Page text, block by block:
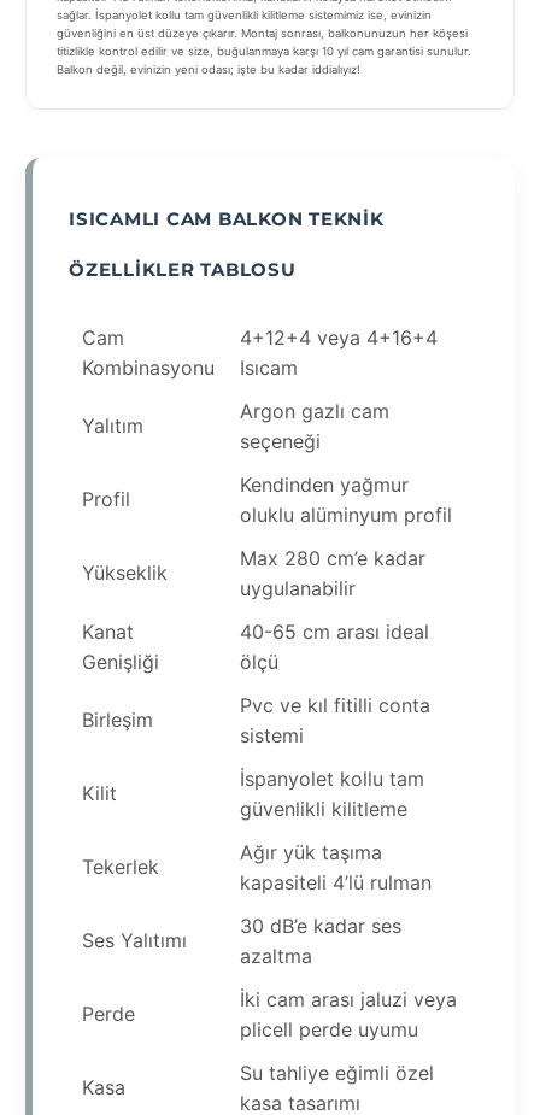
sağlar. İspanyolet kollu tam güvenlikli kilitleme sistemimiz ise, evinizin
güvenliğini en üst düzeye çıkarır. Montaj sonrası, balkonunuzun her köşesi
titizlikle kontrol edilir ve size, buğulanmaya karşı 10 yıl cam garantisi sunulur.
Balkon değil, evinizin yeni odası; işte bu kadar iddialıyız!
ISICAMLI CAM BALKON TEKNIK
ÖZELLIKLER TABLOSU
Cam
Kombinasyonu
4+12+4 veya 4+16+4
Isıcam
Yalıtım
Argon gazlı cam
seçeneği
Profil
Kendinden yağmur
oluklu alüminyum profil
Yükseklik
Max 280 cm’e kadar
uygulanabilir
Kanat
Genişliği
40-65 cm arası ideal
ölçü
Birleşim
Pvc ve kıl fitilli conta
sistemi
Kilit
İspanyolet kollu tam
güvenlikli kilitleme
Tekerlek
Ağır yük taşıma
kapasiteli 4’lü rulman
Ses Yalıtımı
30 dB’e kadar ses
azaltma
Perde
İki cam arası jaluzi veya
plicell perde uyumu
Kasa
Su tahliye eğimli özel
kasa tasarımı